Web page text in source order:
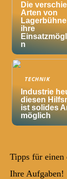
Die
Arten von
ihre
n
TECHNIK
Industrie
diesen
ist solides
möglich
Tipps für einen
Ihre Aufgaben!